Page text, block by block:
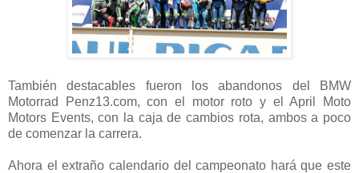
También destacables fueron los abandonos del BMW
Motorrad Penz13.com, con el motor roto y el April Moto
Motors Events, con la caja de cambios rota, ambos a poco
de comenzar la carrera.
Ahora el extraño calendario del campeonato hará que este